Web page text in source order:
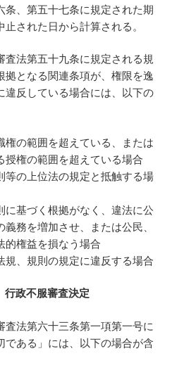
条、第五十七条に規定された期
された日から計算される。
法第五十九条に規定される規
拠となる関連条項が、権限を逸
違反している場合には、以下の
権の範囲を超えている、または
授権の範囲を超えている場合
等の上位法の規定と抵触する場
に基づく根拠がなく、違法に公
務を増加させ、または公民、
的権益を損なう場合
規、規則の規定に違反する場合
政不服審査決定
法第六十三条第一項第一号に
である」には、以下の場合が含